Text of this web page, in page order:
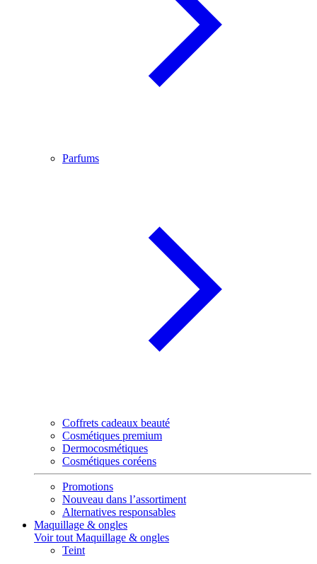
Parfums
Coffrets cadeaux beauté
Cosmétiques premium
Dermocosmétiques
Cosmétiques coréens
Promotions
Nouveau dans l’assortiment
Alternatives responsables
Maquillage & ongles
Voir tout Maquillage & ongles
Teint